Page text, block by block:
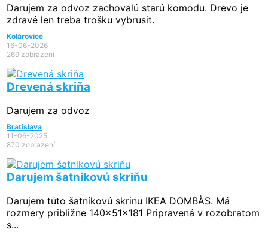
Darujem za odvoz zachovalú starú komodu. Drevo je
zdravé len treba trošku vybrusit.
Kolárovice
16-06-2026
269 zobrazení
Drevená skriňa
Darujem za odvoz
Bratislava
11-06-2025
870 zobrazení
Darujem šatnikovú skriňu
Darujem túto šatníkovú skrinu IKEA DOMBÅS. Má
rozmery približne 140x51x181 Pripravená v rozobratom
s...